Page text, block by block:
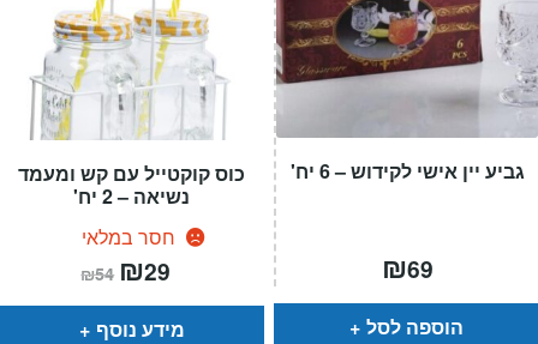
כוס קוקטייל עם קש ומעמד
נשיאה – 2 יח'
חסר במלאי
₪54 המחיר
המקורי
היה:
₪54.
₪29
הוא:
מידע נוסף
גביע יין אישי לקידוש – 6 יח'
₪69
הוספה לסל